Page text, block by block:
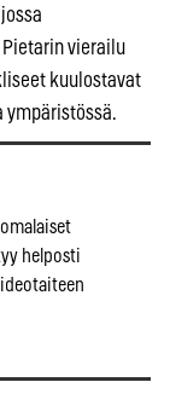
vierailu
kuulostavat
ympäristössä.
helposti